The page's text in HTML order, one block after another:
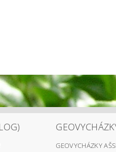
GEOVYCHÁZKY